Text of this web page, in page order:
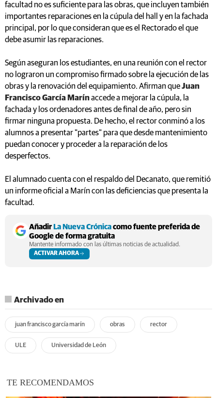
facultad no es suficiente para las obras, que incluyen también
importantes reparaciones en la cúpula del hall y en la fachada
principal, por lo que consideran que es el Rectorado el que
debe asumir las reparaciones.
Según aseguran los estudiantes, en una reunión con el rector
no lograron un compromiso firmado sobre la ejecución de las
obras y la renovación del equipamiento. Afirman queJuan
Francisco García Marínaccede a mejorar la cúpula, la
fachada y los ordenadores antes de final de año, pero sin
firmar ninguna propuesta. De hecho, el rector conminó a los
alumnos a presentar "partes" para que desde mantenimiento
puedan conocer y proceder a la reparación de los
desperfectos.
El alumnado cuenta con el respaldo del Decanato, que remitió
un informe oficial a Marín con las deficiencias que presenta la
facultad.
AñadirLa Nueva Crónicacomo fuente preferida de
Google de forma gratuita
Mantente informado con las últimas noticias de actualidad.
ACTIVAR AHORA
Archivado en
juan francisco garcía marín obras rector
ULE Universidad de León
TE RECOMENDAMOS